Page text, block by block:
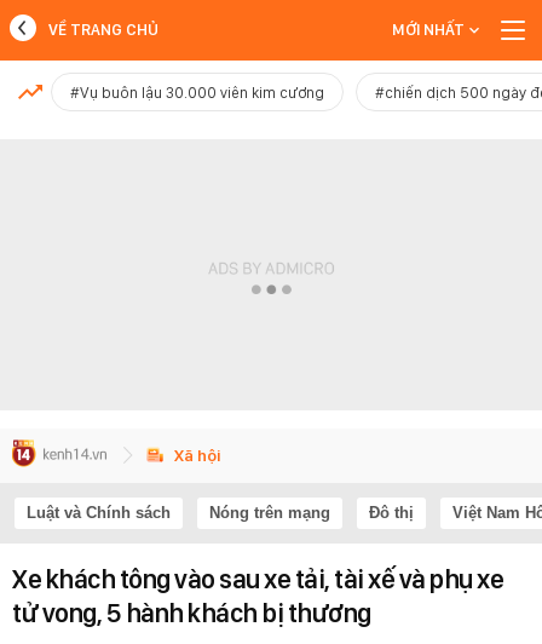
MỚI NHẤT
VỀ TRANG CHỦ MỚI NHẤT
#Vụ buôn lậu 30.000 viên kim cương #chiến dịch 500 ngày
Xã hội
Luật và Chính sách Nóng trên mạng Đô thị Việt Nam
Xe khách tông vào sau xe tải, tài xế và phụ xe
tử vong, 5 hành khách bị thương